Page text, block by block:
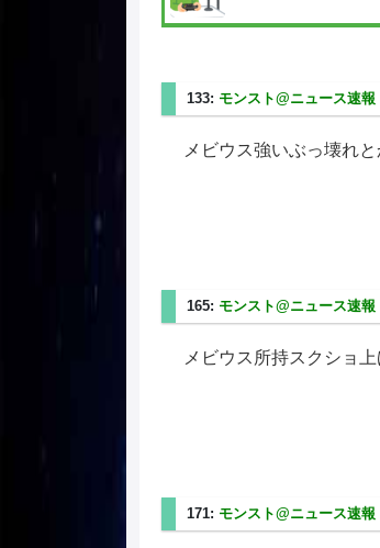
133: モンスト@ニュース速報
メビウス強いぶっ壊れ
165: モンスト@ニュース速報
メビウス所持スクショ
171: モンスト@ニュース速報